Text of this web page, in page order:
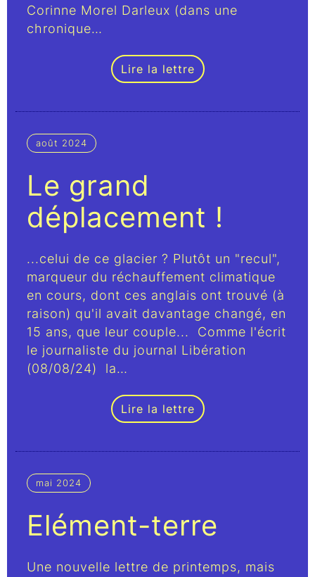
Corinne Morel Darleux (dans une
chronique…
Lire la lettre
août 2024
Le grand
déplacement !
...celui de ce glacier ? Plutôt un "recul",
marqueur du réchauffement climatique
en cours, dont ces anglais ont trouvé (à
raison) qu'il avait davantage changé, en
15 ans, que leur couple... Comme l'écrit
le journaliste du journal Libération
(08/08/24) la…
Lire la lettre
mai 2024
Elément-terre
Une nouvelle lettre de printemps, mais